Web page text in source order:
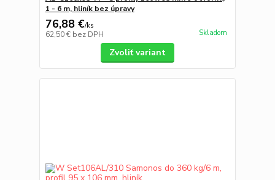
1 - 6 m, hliník bez úpravy
76,88 €/ks
62,50 € bez DPH Skladom
Zvoliť variant